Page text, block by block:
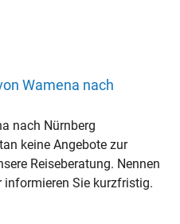
Wamena nach
nach Nürnberg
keine Angebote zur
Reiseberatung. Nennen
informieren Sie kurzfristig.